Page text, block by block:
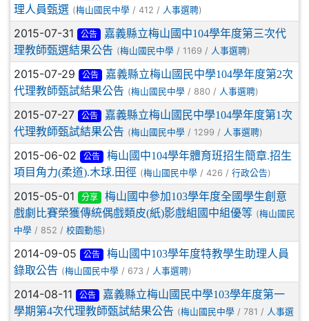
理人員甄選 (梅山國民中學 / 412 / 人事選聘)
2015-07-31 公告
嘉義縣立梅山國中104學年度第三次代
理教師甄選結果公告 (梅山國民中學 / 1169 / 人事選聘)
2015-07-29 公告
嘉義縣立梅山國民中學104學年度第2次
代理教師甄試結果公告 (梅山國民中學 / 880 / 人事選聘)
2015-07-27 公告
嘉義縣立梅山國民中學104學年度第1次
代理教師甄試結果公告 (梅山國民中學 / 1299 / 人事選聘)
2015-06-02 公告
梅山國中104學年體育班招生簡章.招生
項目角力(柔道).木球.田徑 (梅山國民中學 / 426 / 行政公告)
2015-05-01 分享
梅山國中參加103學年度全國學生創意
戲劇比賽榮獲傳統偶戲類皮(紙)影戲組國中組優等 (梅山國民
中學 / 852 / 校園動態)
2014-09-05 公告
梅山國中103學年度特教學生助理人員
錄取公告 (梅山國民中學 / 673 / 人事選聘)
2014-08-11 公告
嘉義縣立梅山國民中學103學年度第一
學期第4次代理教師甄試結果公告 (梅山國民中學 / 781 / 人事選